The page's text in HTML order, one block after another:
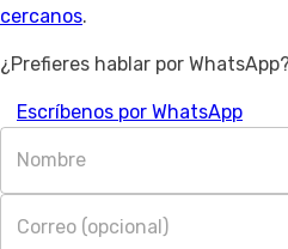
cercanos.
¿Prefieres hablar por WhatsApp?
Escríbenos por WhatsApp